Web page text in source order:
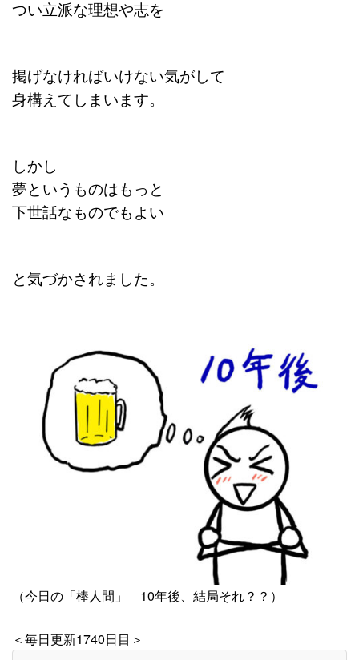
つい立派な理想や志を
掲げなければいけない気がして
身構えてしまいます。
しかし
夢というものはもっと
下世話なものでもよい
と気づかされました。
（今日の「棒人間」 10年後、結局それ？？）
＜毎日更新1740日目＞